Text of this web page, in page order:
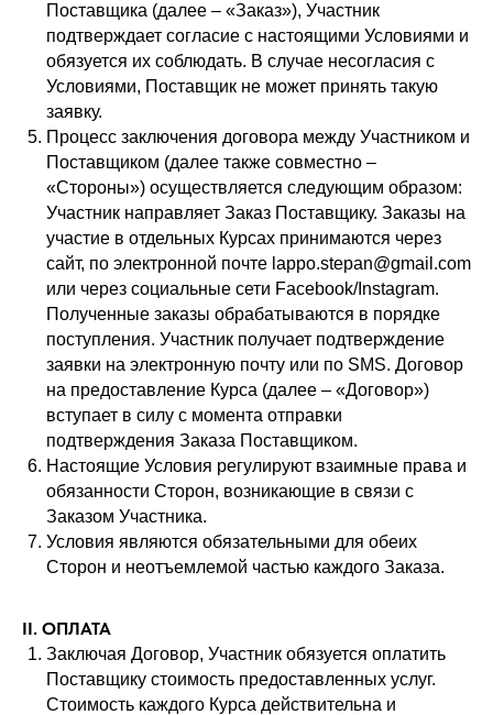
Поставщика (далее – «Заказ»), Участник
подтверждает согласие с настоящими Условиями и
обязуется их соблюдать. В случае несогласия с
Условиями, Поставщик не может принять такую
заявку.
Процесс заключения договора между Участником и
Поставщиком (далее также совместно –
«Стороны») осуществляется следующим образом:
Участник направляет Заказ Поставщику. Заказы на
участие в отдельных Курсах принимаются через
сайт, по электронной почте lappo.stepan@gmail.com
или через социальные сети Facebook/Instagram.
Полученные заказы обрабатываются в порядке
поступления. Участник получает подтверждение
заявки на электронную почту или по SMS. Договор
на предоставление Курса (далее – «Договор»)
вступает в силу с момента отправки
подтверждения Заказа Поставщиком.
Настоящие Условия регулируют взаимные права и
обязанности Сторон, возникающие в связи с
Заказом Участника.
Условия являются обязательными для обеих
Сторон и неотъемлемой частью каждого Заказа.
II. ОПЛАТА
Заключая Договор, Участник обязуется оплатить
Поставщику стоимость предоставленных услуг.
Стоимость каждого Курса действительна и